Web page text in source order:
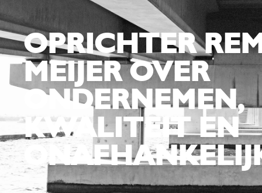
OPRICHTER
MEIJER OVER
ONDERNEMEN,
KWALITEIT EN